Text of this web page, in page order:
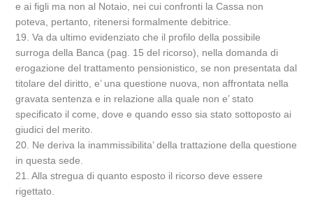
e ai figli ma non al Notaio, nei cui confronti la Cassa non
poteva, pertanto, ritenersi formalmente debitrice.
19. Va da ultimo evidenziato che il profilo della possibile
surroga della Banca (pag. 15 del ricorso), nella domanda di
erogazione del trattamento pensionistico, se non presentata dal
titolare del diritto, e’ una questione nuova, non affrontata nella
gravata sentenza e in relazione alla quale non e’ stato
specificato il come, dove e quando esso sia stato sottoposto ai
giudici del merito.
20. Ne deriva la inammissibilita’ della trattazione della questione
in questa sede.
21. Alla stregua di quanto esposto il ricorso deve essere
rigettato.